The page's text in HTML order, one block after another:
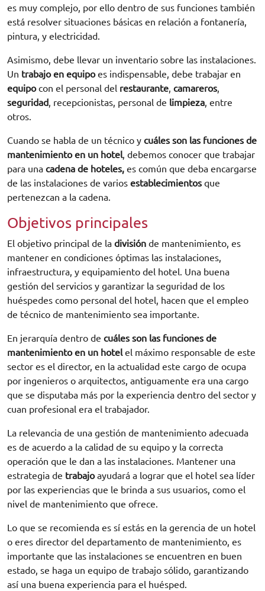
es muy complejo, por ello dentro de sus funciones también
está resolver situaciones básicas en relación a fontanería,
pintura, y electricidad.
Asimismo, debe llevar un inventario sobre las instalaciones.
Un trabajo en equipoes indispensable, debe trabajar en
equipocon el personal del restaurante, camareros,
seguridad, recepcionistas, personal de limpieza, entre
otros.
Cuando se habla de un técnico y cuáles son las funciones de
mantenimiento en un hotel, debemos conocer que trabajar
para una cadena de hoteles, es común que deba encargarse
de las instalaciones de varios establecimientos que
pertenezcan a la cadena.
Objetivos principales
El objetivo principal de la división de mantenimiento, es
mantener en condiciones óptimas las instalaciones,
infraestructura, y equipamiento del hotel. Una buena
gestión del servicios y garantizar la seguridad de los
huéspedes como personal del hotel, hacen que el empleo
de técnico de mantenimiento sea importante.
En jerarquía dentro de cuáles son las funciones de
mantenimiento en un hotelel máximo responsable de este
sector es el director, en la actualidad este cargo de ocupa
por ingenieros o arquitectos, antiguamente era una cargo
que se disputaba más por la experiencia dentro del sector y
cuan profesional era el trabajador.
La relevancia de una gestión de mantenimiento adecuada
es de acuerdo a la calidad de su equipo y la correcta
operación que le dan a las instalaciones. Mantener una
estrategia de trabajoayudará a lograr que el hotel sea líder
por las experiencias que le brinda a sus usuarios, como el
nivel de mantenimiento que ofrece.
Lo que se recomienda es sí estás en la gerencia de un hotel
o eres director del departamento de mantenimiento, es
importante que las instalaciones se encuentren en buen
estado, se haga un equipo de trabajo sólido, garantizando
así una buena experiencia para el huésped.